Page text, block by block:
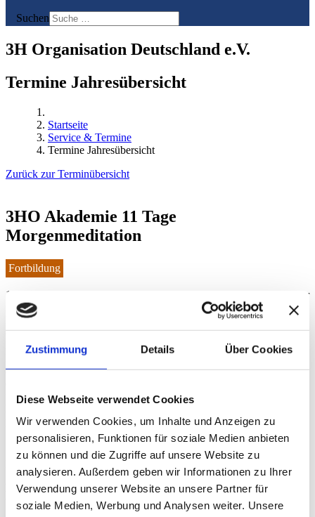
Zustimmung Details Über Cookies
Diese Webseite verwendet Cookies
Wir verwenden Cookies, um Inhalte und Anzeigen zu
personalisieren, Funktionen für soziale Medien anbieten
zu können und die Zugriffe auf unsere Website zu
analysieren. Außerdem geben wir Informationen zu Ihrer
Verwendung unserer Website an unsere Partner für
soziale Medien, Werbung und Analysen weiter. Unsere
Suchen
3H Organisation Deutschland e.V.
Termine Jahresübersicht
Startseite
Service & Termine
Termine Jahresübersicht
Zurück zur Terminübersicht
3HO Akademie 11 Tage
Morgenmeditation
Fortbildung
11 x 11 MIN MORGENMEDITATION Jedes Mal, wenn du wieder
neu in eine Meditation tauchst, geht es wieder durch all das Laute
hindurch, bis du in dein Gewahrsein kommst und deine Göttlichkeit
erahnen und auch erfühlen kannst. Stück für Stück. Wir werden
Meditationen aus verschiedenen Traditionen auswählen, also
Kundalini Yoga und darüber hinaus, so dass du deine Erfahrung und
auch dein Repertoire ausweiten und die verschiedenen Techniken
und Absolventen begleiten dich an diesen Tagen: Clarissa Mandev
Pascher, Andrea Renner, Isabella Schöffer, Christoph Lauer ☀️ Fr
10.- Mo 20. Juli, Online, von 7 bis ca. 7.30 Uhr Beitrag: 11€
Das Meditationslehrerteam und Absolventen
Datum:
von 10.07.2026 bis 20.07.2026